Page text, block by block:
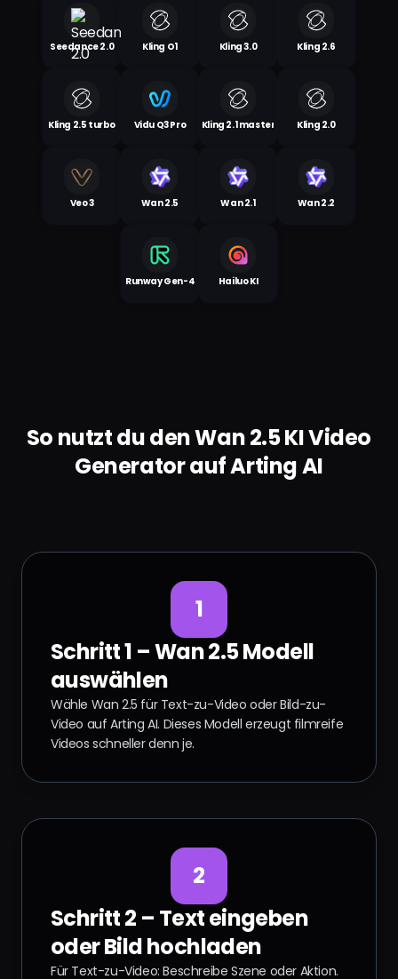
Seedance 2.0 Kling O1 Kling 3.0 Kling 2.6
Kling 2.5 turbo Vidu Q3 Pro Kling 2.1 master Kling 2.0
Veo 3 Wan 2.5 Wan 2.1 Wan 2.2
Runway Gen-4 Hailuo KI
So nutzt du den Wan 2.5 KI Video
Generator auf Arting AI
1
Schritt 1 – Wan 2.5 Modell
auswählen
Wähle Wan 2.5 für Text-zu-Video oder Bild-zu-
Video auf Arting AI. Dieses Modell erzeugt filmreife
Videos schneller denn je.
2
Schritt 2 – Text eingeben
oder Bild hochladen
Für Text-zu-Video: Beschreibe Szene oder Aktion.